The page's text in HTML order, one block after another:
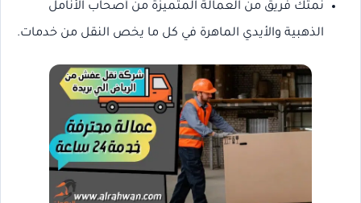
نمتك فريق من العمالة المتميزة من أصحاب الأنامل
الذهبية والأيدي الماهرة في كل ما يخص النقل من خدمات.